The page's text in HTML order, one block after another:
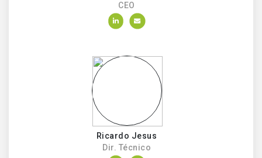
CEO
Ricardo Jesus
Dir. Técnico